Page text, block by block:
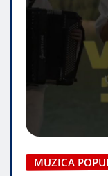
MUZICA